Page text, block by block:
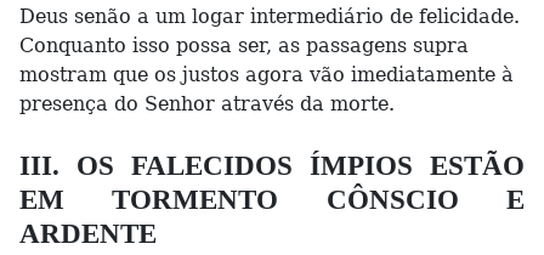
Deus senão a um logar intermediário de felicidade.
Conquanto isso possa ser, as passagens supra
mostram que os justos agora vão imediatamente à
presença do Senhor através da morte.
III. OS FALECIDOS ÍMPIOS ESTÃO
EM TORMENTO CÔNSCIO E
ARDENTE